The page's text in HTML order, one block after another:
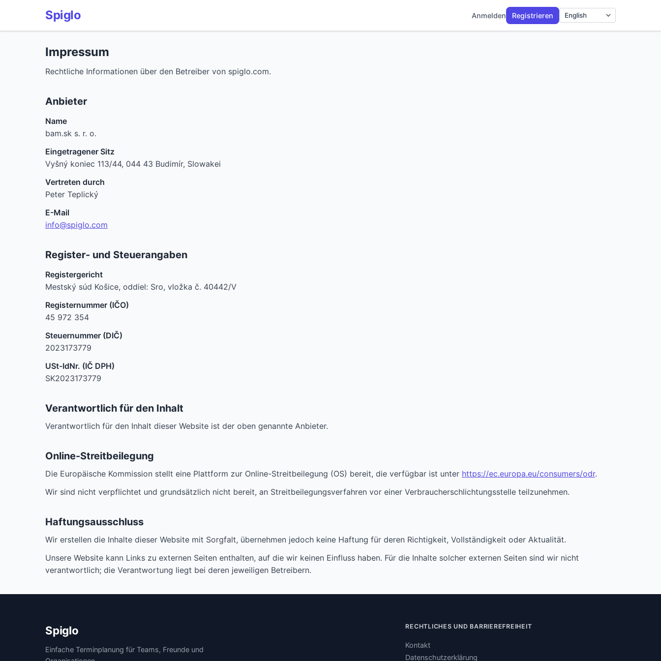
Spiglo Anmelden Registrieren
Sprache
Impressum
Rechtliche Informationen über den Betreiber von spiglo.com.
Anbieter
Name
bam.sk s. r. o.
Eingetragener Sitz
Vyšný koniec 113/44, 044 43 Budimír, Slowakei
Vertreten durch
Peter Teplický
E-Mail
info@spiglo.com
Register- und Steuerangaben
Registergericht
Mestský súd Košice, oddiel: Sro, vložka č. 40442/V
Registernummer (IČO)
45 972 354
Steuernummer (DIČ)
2023173779
USt-IdNr. (IČ DPH)
SK2023173779
Verantwortlich für den Inhalt
Verantwortlich für den Inhalt dieser Website ist der oben genannte Anbieter.
Online-Streitbeilegung
Die Europäische Kommission stellt eine Plattform zur Online-Streitbeilegung (OS) bereit, die verfügbar ist unter https://ec.europa.eu/consumers/odr.
Wir sind nicht verpflichtet und grundsätzlich nicht bereit, an Streitbeilegungsverfahren vor einer Verbraucherschlichtungsstelle teilzunehmen.
Haftungsausschluss
Wir erstellen die Inhalte dieser Website mit Sorgfalt, übernehmen jedoch keine Haftung für deren Richtigkeit, Vollständigkeit oder Aktualität.
Unsere Website kann Links zu externen Seiten enthalten, auf die wir keinen Einfluss haben. Für die Inhalte solcher externen Seiten sind wir nicht
verantwortlich; die Verantwortung liegt bei deren jeweiligen Betreibern.
Spiglo
Einfache Terminplanung für Teams, Freunde und
RECHTLICHES UND BARRIEREFREIHEIT
Kontakt
Datenschutzerklärung